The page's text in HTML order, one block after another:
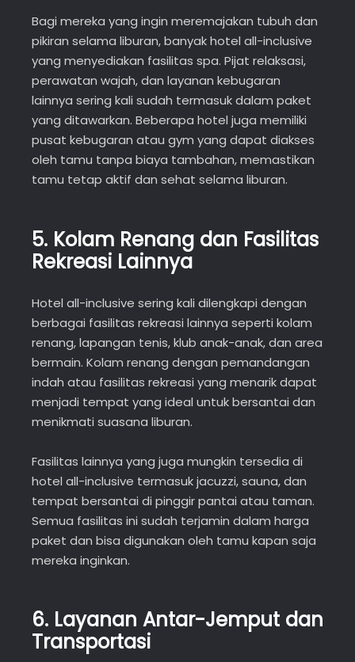
Bagi mereka yang ingin meremajakan tubuh dan
pikiran selama liburan, banyak hotel all-inclusive
yang menyediakan fasilitas spa. Pijat relaksasi,
perawatan wajah, dan layanan kebugaran
lainnya sering kali sudah termasuk dalam paket
yang ditawarkan. Beberapa hotel juga memiliki
pusat kebugaran atau gym yang dapat diakses
oleh tamu tanpa biaya tambahan, memastikan
tamu tetap aktif dan sehat selama liburan.
5. Kolam Renang dan Fasilitas
Rekreasi Lainnya
Hotel all-inclusive sering kali dilengkapi dengan
berbagai fasilitas rekreasi lainnya seperti kolam
renang, lapangan tenis, klub anak-anak, dan area
bermain. Kolam renang dengan pemandangan
indah atau fasilitas rekreasi yang menarik dapat
menjadi tempat yang ideal untuk bersantai dan
menikmati suasana liburan.
Fasilitas lainnya yang juga mungkin tersedia di
hotel all-inclusive termasuk jacuzzi, sauna, dan
tempat bersantai di pinggir pantai atau taman.
Semua fasilitas ini sudah terjamin dalam harga
paket dan bisa digunakan oleh tamu kapan saja
mereka inginkan.
6. Layanan Antar-Jemput dan
Transportasi